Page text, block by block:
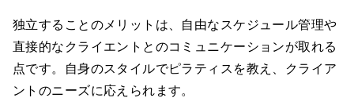
独立することのメリットは、自由なスケジュール管理や
直接的なクライエントとのコミュニケーションが取れる
点です。自身のスタイルでピラティスを教え、クライア
ントのニーズに応えられます。